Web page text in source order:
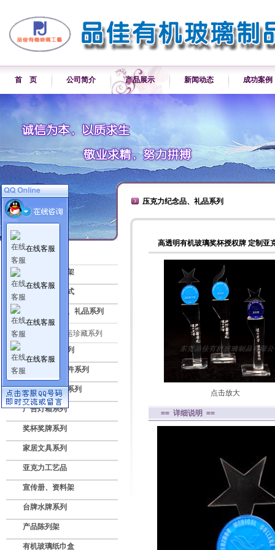
首 页 公司简介 产品展示 新闻动态 成功案例
产品展示
各类产品展示架
亚克力透明盒式
压克力纪念品、礼品系列
2008年奥运珍藏系列
标牌授权牌系列
亚克力灯饰配件系列
数码电子展示系列
广告灯箱系列
奖杯奖牌系列
家居文具系列
亚克力工艺品
宣传册、资料架
台牌水牌系列
产品陈列架
有机玻璃纸巾盒
压克力纪念品、礼品系列
高透明有机玻璃奖杯授权牌 定制亚
点击放大
== 详细说明 ==
在线客服
在线客服
在线客服
在线客服